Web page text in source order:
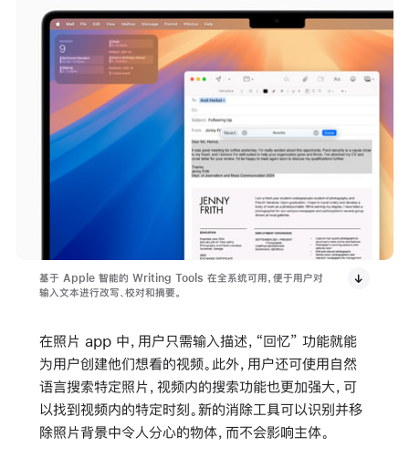
基于 Apple 智能的 Writing Tools 在全系统可用，便于用户对
输入文本进行改写、校对和摘要。
在照片 app 中，用户只需输入描述，“回忆” 功能就能
为用户创建他们想看的视频。此外，用户还可使用自然
语言搜索特定照片，视频内的搜索功能也更加强大，可
以找到视频内的特定时刻。新的消除工具可以识别并移
除照片背景中令人分心的物体，而不会影响主体。